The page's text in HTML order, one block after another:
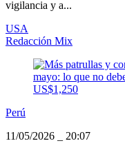
vigilancia y a...
USA
Redacción Mix
Perú
11/05/2026
20:07